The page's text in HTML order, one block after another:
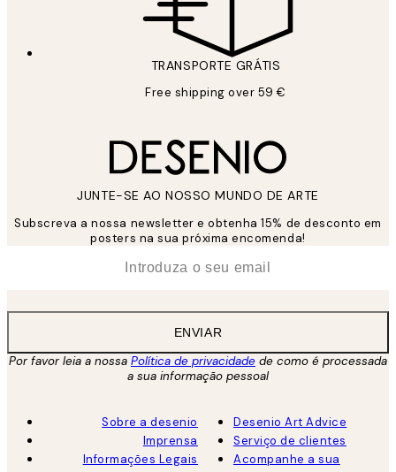
TRANSPORTE GRÁTIS
Free shipping over 59 €
JUNTE-SE AO NOSSO MUNDO DE ARTE
Subscreva a nossa newsletter e obtenha 15% de desconto em
posters na sua próxima encomenda!
ENVIAR
Por favor leia a nossa Política de privacidade de como é processada
a sua informação pessoal
Sobre a desenio
Imprensa
Informações Legais
Desenio Art Advice
Serviço de clientes
Acompanhe a sua